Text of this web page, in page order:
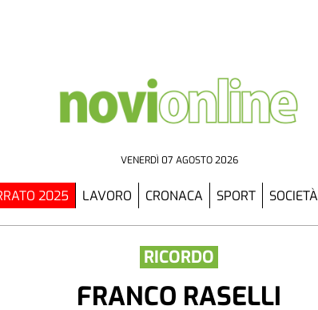
VENERDÌ 07 AGOSTO 2026
2025 LAVORO CRONACA SPORT SOCIETÀ
RICORDO
FRANCO RASELLI